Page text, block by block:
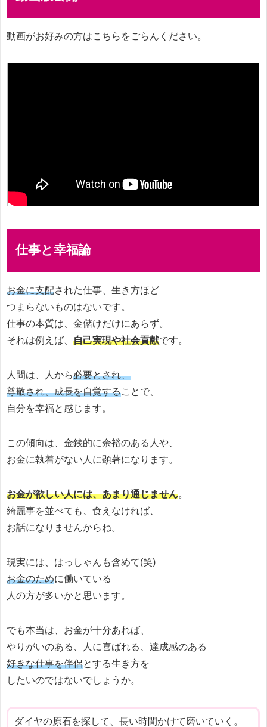
動画がお好みの方はこちらをごらんください。
仕事と幸福論
お金に支配された仕事、生き方ほど
つまらないものはないです。
仕事の本質は、金儲けだけにあらず。
それは例えば、 自己実現や社会貢献です。
人間は、人から必要とされ、
尊敬され、成長を自覚することで、
自分を幸福と感じます。
この傾向は、金銭的に余裕のある人や、
お金に執着がない人に顕著になります。
お金が欲しい人には、あまり通じません。
綺麗事を並べても、食えなければ、
お話になりませんからね。
現実には、はっしゃんも含めて(笑)
お金のために働いている
人の方が多いかと思います。
でも本当は、お金が十分あれば、
やりがいのある、人に喜ばれる、達成感のある
好きな仕事を伴侶とする生き方を
したいのではないでしょうか。
ダイヤの原石を探して、長い時間かけて磨いていく。